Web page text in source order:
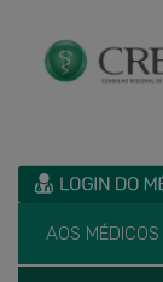
AOS MÉDICOS